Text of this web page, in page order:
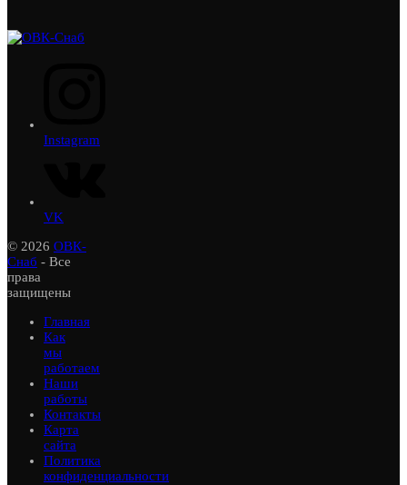
Instagram
VK
© 2026 ОВК-
Снаб - Все
права
защищены
Главная
Как
мы
работаем
Наши
работы
Контакты
Карта
сайта
Политика
конфиденциальности